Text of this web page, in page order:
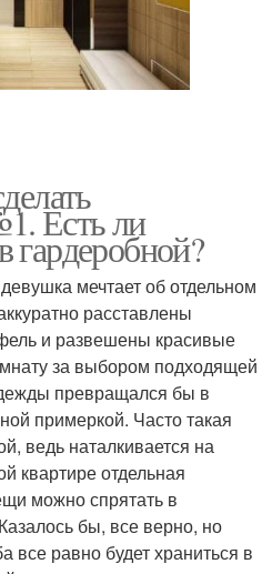
Есть ли
гардеробной?
мечтает об отдельном
расставлены
и развешены красивые
за выбором подходящей
превращался бы в
примеркой. Часто такая
ведь наталкивается на
квартире отдельная
можно спрятать в
бы, все верно, но
все равно будет храниться в